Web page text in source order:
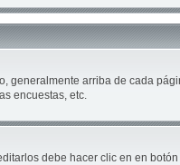
arriba de cada
encuestas, etc.
debe hacer clic en en botón